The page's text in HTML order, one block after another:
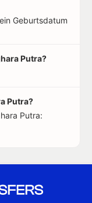
Geburtsdatum
Putra?
Putra?
Putra: